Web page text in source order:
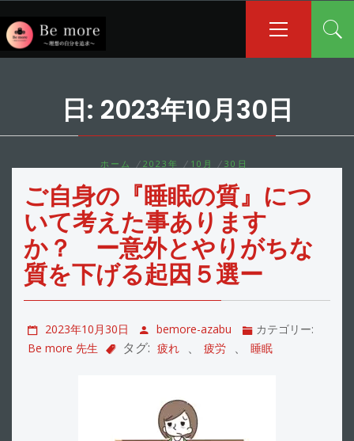
ン
テ
キ
イ
メ
ュ
ー
日: 2023年10月30日
ホーム 2023年 10月 30日
ご自身の『睡眠の質』につ
いて考えた事あります
か？ ー意外とやりがちな
質を下げる起因５選ー
2023年10月30日 bemore-azabu
カテゴリー:
Be more 先生
タグ: 疲れ 、 疲労 、 睡眠